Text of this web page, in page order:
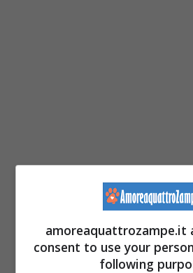
amoreaquattrozampe.it
consent to use your
following